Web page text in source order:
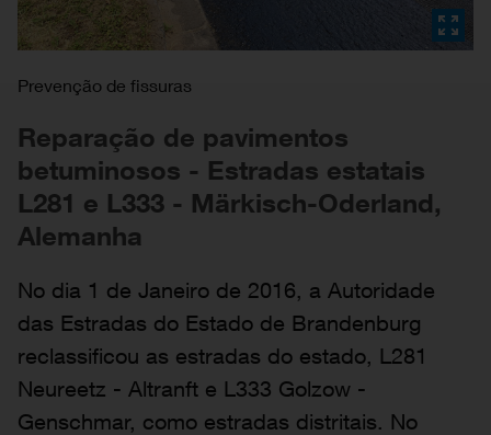
Prevenção de fissuras
Reparação de pavimentos
betuminosos - Estradas estatais
L281 e L333 - Märkisch-Oderland,
Alemanha
No dia 1 de Janeiro de 2016, a Autoridade
das Estradas do Estado de Brandenburg
reclassificou as estradas do estado, L281
Neureetz - Altranft e L333 Golzow -
Genschmar, como estradas distritais. No